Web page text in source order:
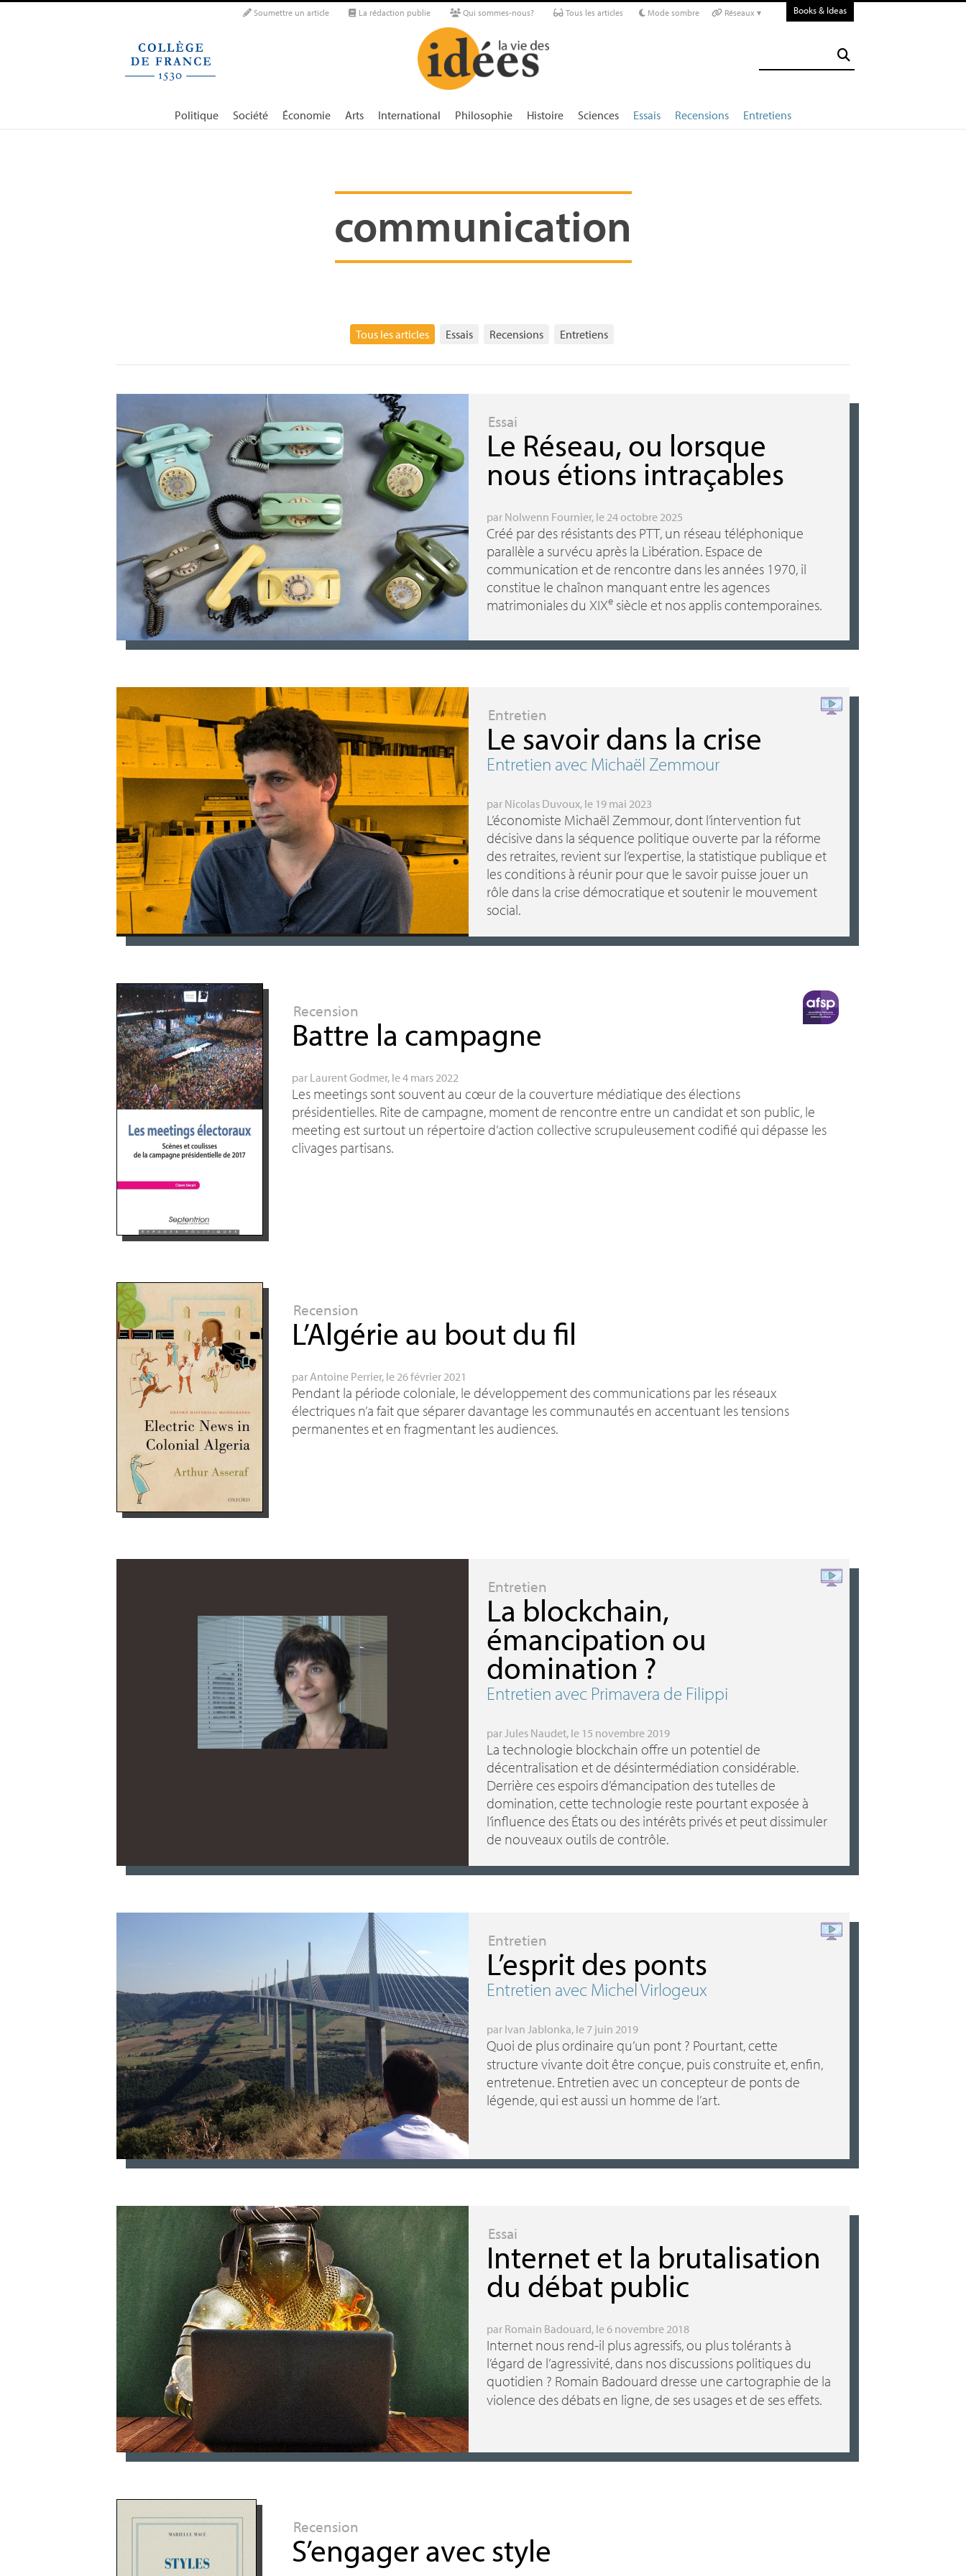
Soumettre un article La rédaction publie Qui sommes-nous? Tous les articles Mode sombre Réseaux ▾ Books & Ideas
Politique Société Économie Arts International Philosophie Histoire Sciences Essais Recensions Entretiens
communication
Tous les articles Essais Recensions Entretiens
Essai
Le Réseau, ou lorsque
nous étions intraçables
par Nolwenn Fournier, le 24 octobre 2025
Créé par des résistants des PTT, un réseau téléphonique
parallèle a survécu après la Libération. Espace de
communication et de rencontre dans les années 1970, il
constitue le chaînon manquant entre les agences
matrimoniales du XIXesiècle et nos applis contemporaines.
Entretien
Le savoir dans la crise
Entretien avec Michaël Zemmour
par Nicolas Duvoux, le 19 mai 2023
L’économiste Michaël Zemmour, dont l’intervention fut
décisive dans la séquence politique ouverte par la réforme
des retraites, revient sur l’expertise, la statistique publique et
les conditions à réunir pour que le savoir puisse jouer un
rôle dans la crise démocratique et soutenir le mouvement
social.
Recension
Battre la campagne
par Laurent Godmer, le 4 mars 2022
Les meetings sont souvent au cœur de la couverture médiatique des élections
présidentielles. Rite de campagne, moment de rencontre entre un candidat et son public, le
meeting est surtout un répertoire d’action collective scrupuleusement codifié qui dépasse les
clivages partisans.
Recension
L’Algérie au bout du fil
par Antoine Perrier, le 26 février 2021
Pendant la période coloniale, le développement des communications par les réseaux
électriques n’a fait que séparer davantage les communautés en accentuant les tensions
permanentes et en fragmentant les audiences.
Entretien
La blockchain,
émancipation ou
domination ?
Entretien avec Primavera de Filippi
parJules Naudet, le 15 novembre 2019
La technologie blockchain offre un potentiel de
décentralisation et de désintermédiation considérable.
Derrière ces espoirs d’émancipation des tutelles de
domination, cette technologie reste pourtant exposée à
l’influence des États ou des intérêts privés et peut dissimuler
de nouveaux outils de contrôle.
Entretien
L’esprit des ponts
Entretien avec Michel Virlogeux
par Ivan Jablonka, le 7 juin 2019
Quoi de plus ordinaire qu’un pont ? Pourtant, cette
structure vivante doit être conçue, puis construite et, enfin,
entretenue. Entretien avec un concepteur de ponts de
légende, qui est aussi un homme de l’art.
Essai
Internet et la brutalisation
du débat public
par Romain Badouard, le 6 novembre 2018
Internet nous rend-il plus agressifs, ou plus tolérants à
l’égard de l’agressivité, dans nos discussions politiques du
quotidien ? Romain Badouard dresse une cartographie de la
violence des débats en ligne, de ses usages et de ses effets.
Recension
S’engager avec style